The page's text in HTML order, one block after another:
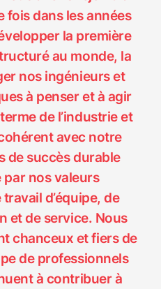
fois dans les années
la première
au monde, la
nos ingénieurs et
à penser et à agir
de l’industrie et
avec notre
de succès durable
nos valeurs
d’équipe, de
et de service. Nous
chanceux et fiers de
de professionnels
à contribuer à
Fermer